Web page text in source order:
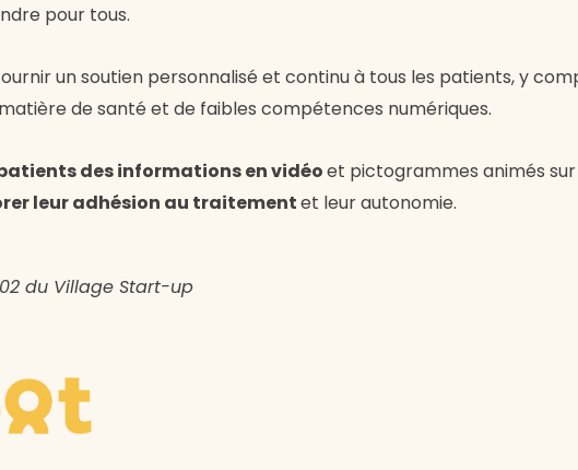
pour tous.
un soutien personnalisé et continu à tous les patients, y
de santé et de faibles compétences numériques.
des informations en vidéoet pictogrammes animés
leur adhésion au traitementet leur autonomie.
du Village Start-up